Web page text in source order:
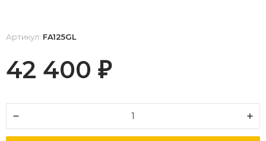
Артикул: FA125GL
42 400 ₽